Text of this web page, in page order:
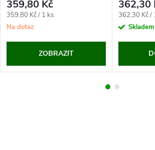
359,80 Kč
Měrná
cena:
359,80 Kč / 1 ks
Na dotaz
ZOBRAZIT
362,30
Měrná
cena:
362,30 Kč /
Skladem